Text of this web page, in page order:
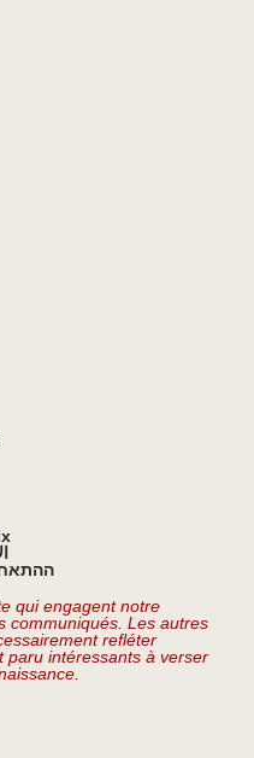
qui engagent notre
communiqués. Les autres
refléter
paru intéressants à verser